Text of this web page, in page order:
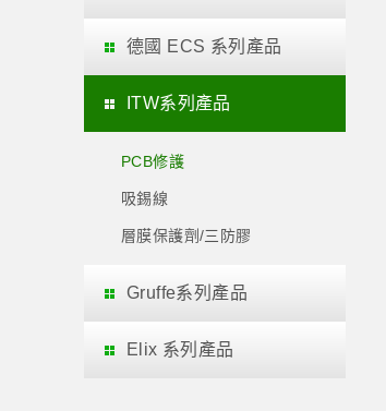
德國 ECS 系列產品
ITW系列產品
PCB修護
吸錫線
層膜保護劑/三防膠
Gruffe系列產品
Elix 系列產品